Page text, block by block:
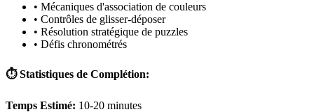
• Mécaniques d'association de couleurs
• Contrôles de glisser-déposer
• Résolution stratégique de puzzles
• Défis chronométrés
⏱️ Statistiques de Complétion:
Temps Estimé: 10-20 minutes